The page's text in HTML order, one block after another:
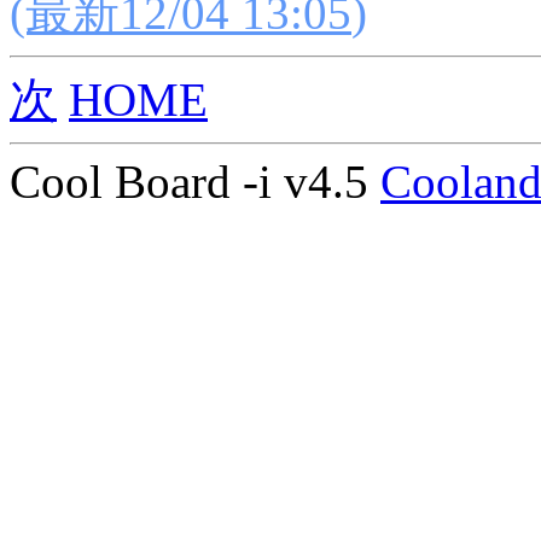
(最新12/04 13:05)
次 HOME
Cool Board -i v4.5